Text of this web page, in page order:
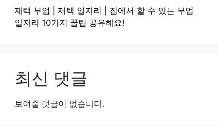
재택 부업 | 재택 일자리 | 집에서 할 수 있는 부업
일자리 10가지 꿀팁 공유해요!
최신 댓글
보여줄 댓글이 없습니다.